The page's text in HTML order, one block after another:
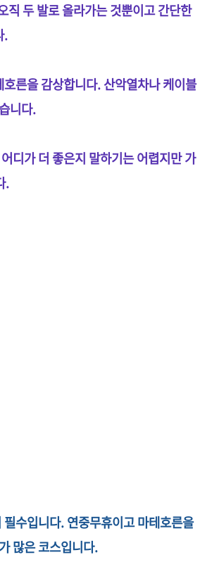
두 발로 올라가는 것뿐이고 간단한
.
른을 감상합니다. 산악열차나 케이블
니다.
디가 더 좋은지 말하기는 어렵지만 가
.
수입니다. 연중무휴이고 마테호른을
많은 코스입니다.